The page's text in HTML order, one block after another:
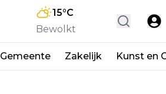
15°C
Bewolkt
Gemeente Zakelijk Kunst en